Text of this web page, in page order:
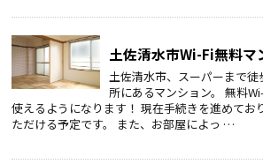
土佐清水市Wi-Fi無料マ
土佐清水市、スーパーまで
所にあるマンション。 無料
使えるようになります！ 現在手続きを進めてお
ただける予定です。 また、お部屋によっ …